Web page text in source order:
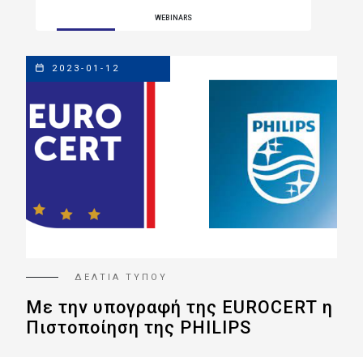
WEBINARS
2023-01-12
ΔΕΛΤΙΑ ΤΥΠΟΥ
Με την υπογραφή της EUROCERT η
Πιστοποίηση της PHILIPS